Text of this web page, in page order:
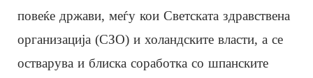
повеќе држави, меѓу кои Светската здравствена
организација (СЗО) и холандските власти, а се
остварува и блиска соработка со шпанските